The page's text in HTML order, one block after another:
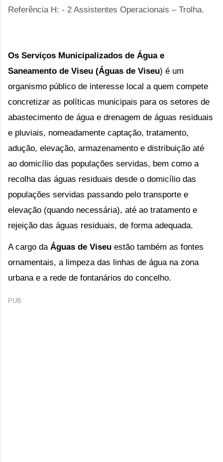
Referência H: - 2 Assistentes Operacionais – Trolha.
Os Serviços Municipalizados de Água e
Saneamento de Viseu (Águas de Viseu) é um
organismo público de interesse local a quem compete
concretizar as políticas municipais para os setores de
abastecimento de água e drenagem de águas residuais
e pluviais, nomeadamente captação, tratamento,
adução, elevação, armazenamento e distribuição até
ao domicílio das populações servidas, bem como a
recolha das águas residuais desde o domicílio das
populações servidas passando pelo transporte e
elevação (quando necessária), até ao tratamento e
rejeição das águas residuais, de forma adequada.
A cargo da Águas de Viseu estão também as fontes
ornamentais, a limpeza das linhas de água na zona
urbana e a rede de fontanários do concelho.
PUB